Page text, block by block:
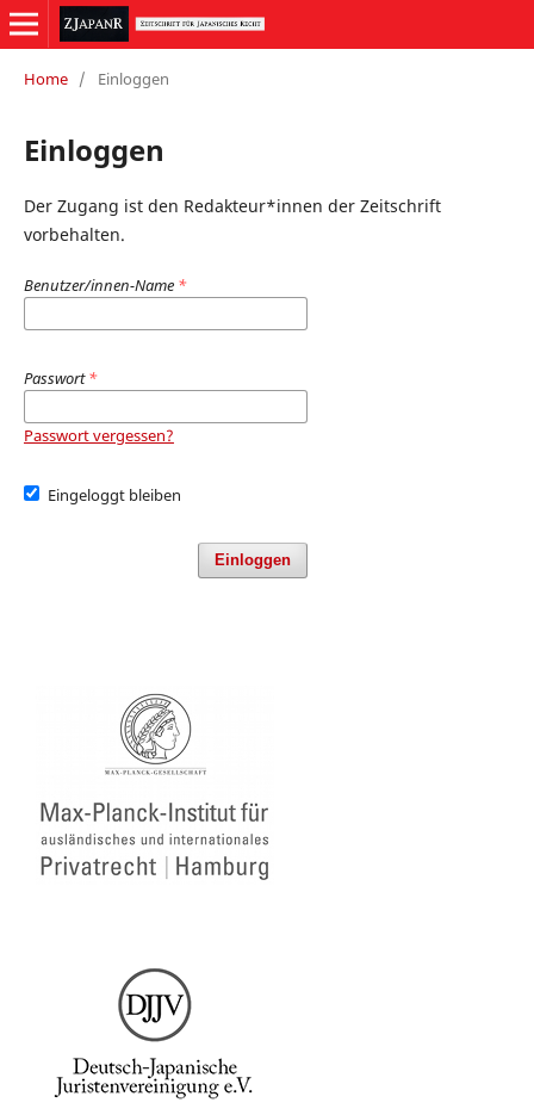
Home / Einloggen
Einloggen
Der Zugang ist den Redakteur*innen der Zeitschrift
vorbehalten.
Benutzer/innen-Name *
Passwort*
Passwort vergessen?
Eingeloggt bleiben
Einloggen